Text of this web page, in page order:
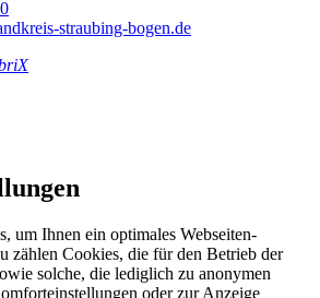
straubing-bogen.de
um Ihnen ein optimales Webseiten-
zählen Cookies, die für den Betrieb der
solche, die lediglich zu anonymen
oder zur Anzeige